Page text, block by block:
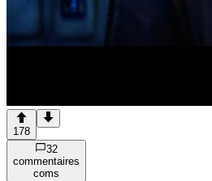
178
32
commentaires
coms